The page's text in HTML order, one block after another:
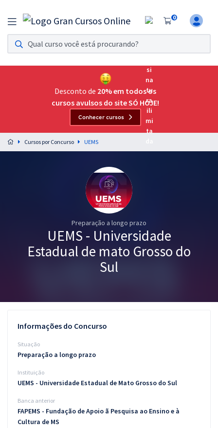
0
Assinatura Ilimitada 11
Acesso a todos os cursos. Teste grátis por 7 dias!
Assinatura OAB Até Passar
Acesso ilimitado a toda preparação para o Exame da
Preparação completa e intensiva para as principais
residências em saúde do Brasil
Graduação
Blog
Aprovados
Atendimento
Desconto de 20% em todos os
cursos avulsos do site SÓ HOJE!
Conhecer cursos
Cursos por Concurso UEMS
Preparação a longo prazo
UEMS - Universidade
Estadual de mato Grosso do
Sul
Informações do Concurso
Situação
Preparação a longo prazo
Instituição
UEMS - Universidade Estadual de Mato Grosso do Sul
Banca anterior
FAPEMS - Fundação de Apoio ã Pesquisa ao Ensino e à
Cultura de MS